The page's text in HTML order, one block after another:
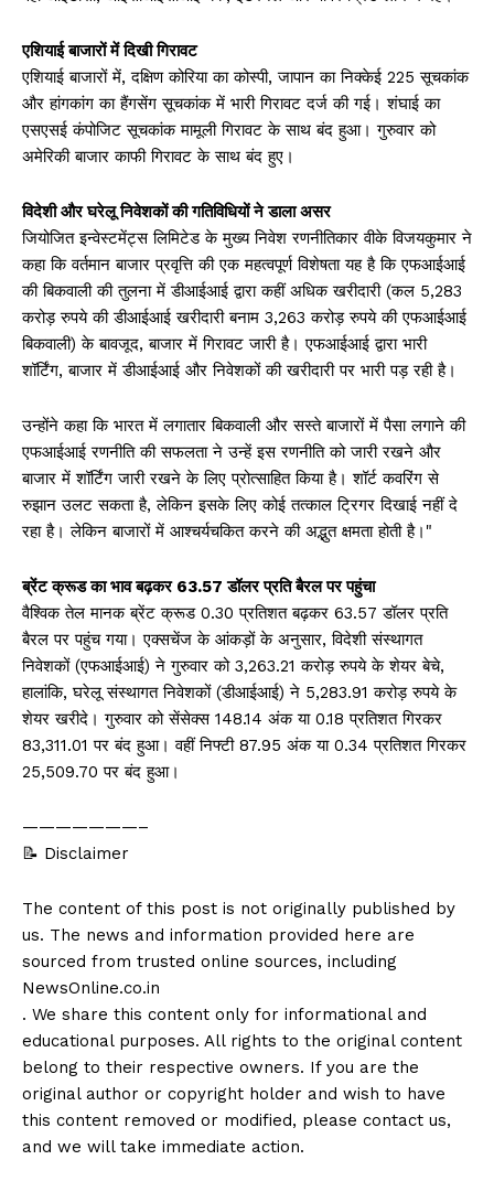
एशियाई बाजारों में दिखी गिरावट
एशियाई बाजारों में, दक्षिण कोरिया का कोस्पी, जापान का निक्केई 225 सूचकांक
और हांगकांग का हैंगसेंग सूचकांक में भारी गिरावट दर्ज की गई। शंघाई का
एसएसई कंपोजिट सूचकांक मामूली गिरावट के साथ बंद हुआ। गुरुवार को
अमेरिकी बाजार काफी गिरावट के साथ बंद हुए।
विदेशी और घरेलू निवेशकों की गतिविधियों ने डाला असर
जियोजित इन्वेस्टमेंट्स लिमिटेड के मुख्य निवेश रणनीतिकार वीके विजयकुमार ने
कहा कि वर्तमान बाजार प्रवृत्ति की एक महत्वपूर्ण विशेषता यह है कि एफआईआई
की बिकवाली की तुलना में डीआईआई द्वारा कहीं अधिक खरीदारी (कल 5,283
करोड़ रुपये की डीआईआई खरीदारी बनाम 3,263 करोड़ रुपये की एफआईआई
बिकवाली) के बावजूद, बाजार में गिरावट जारी है। एफआईआई द्वारा भारी
शॉर्टिंग, बाजार में डीआईआई और निवेशकों की खरीदारी पर भारी पड़ रही है।
उन्होंने कहा कि भारत में लगातार बिकवाली और सस्ते बाजारों में पैसा लगाने की
एफआईआई रणनीति की सफलता ने उन्हें इस रणनीति को जारी रखने और
बाजार में शॉर्टिंग जारी रखने के लिए प्रोत्साहित किया है। शॉर्ट कवरिंग से
रुझान उलट सकता है, लेकिन इसके लिए कोई तत्काल ट्रिगर दिखाई नहीं दे
रहा है। लेकिन बाजारों में आश्चर्यचकित करने की अद्भुत क्षमता होती है।"
ब्रेंट क्रूड का भाव बढ़कर 63.57 डॉलर प्रति बैरल पर पहुंचा
वैश्विक तेल मानक ब्रेंट क्रूड 0.30 प्रतिशत बढ़कर 63.57 डॉलर प्रति
बैरल पर पहुंच गया। एक्सचेंज के आंकड़ों के अनुसार, विदेशी संस्थागत
निवेशकों (एफआईआई) ने गुरुवार को 3,263.21 करोड़ रुपये के शेयर बेचे,
हालांकि, घरेलू संस्थागत निवेशकों (डीआईआई) ने 5,283.91 करोड़ रुपये के
शेयर खरीदे। गुरुवार को सेंसेक्स 148.14 अंक या 0.18 प्रतिशत गिरकर
83,311.01 पर बंद हुआ। वहीं निफ्टी 87.95 अंक या 0.34 प्रतिशत गिरकर
25,509.70 पर बंद हुआ।
———————–
📝 Disclaimer
The content of this post is not originally published by
us. The news and information provided here are
sourced from trusted online sources, including
NewsOnline.co.in
. We share this content only for informational and
educational purposes. All rights to the original content
belong to their respective owners. If you are the
original author or copyright holder and wish to have
this content removed or modified, please contact us,
and we will take immediate action.